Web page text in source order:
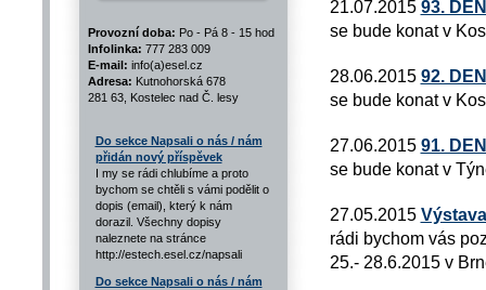
Provozní doba: Po - Pá 8 - 15 hod
Infolinka: 777 283 009
E-mail: info(a)esel.cz
Adresa: Kutnohorská 678
281 63, Kostelec nad Č. lesy
Do sekce Napsali o nás / nám
přidán nový příspěvek
I my se rádi chlubíme a proto
bychom se chtěli s vámi podělit o
dopis (email), který k nám
dorazil. Všechny dopisy
naleznete na stránce
http://estech.esel.cz/napsali
Do sekce Napsali o nás / nám
21.07.2015 93.
se bude konat v
28.06.2015 92.
se bude konat v
27.06.2015 91.
se bude konat v
27.05.2015
rádi bychom vás
25.- 28.6.2015 v